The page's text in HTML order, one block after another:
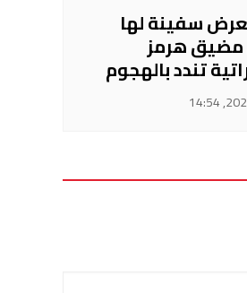
سفينة لها
مضيق هرمز
تندد بالهجوم